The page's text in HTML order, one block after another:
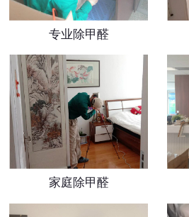
专业除甲醛
家庭除甲醛